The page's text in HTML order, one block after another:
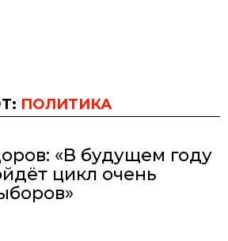
ПОЛИТИКА
«В будущем году
цикл очень